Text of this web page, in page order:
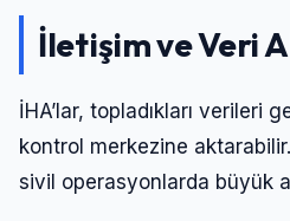
İletişim ve Veri
İHA’lar, topladıkları verileri
kontrol merkezine
sivil operasyonlarda büyük